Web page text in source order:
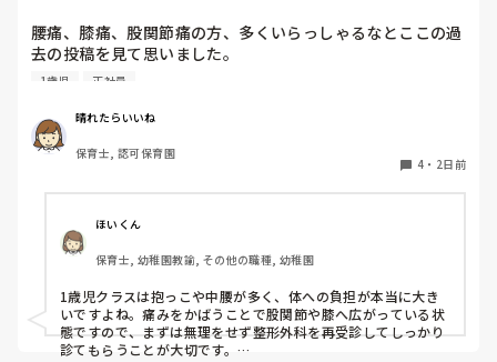
てしまうと、後輩も質問しやすくなりますよ。一人で抱え込ま
ず、声をかけやすい雰囲気作りから試してみてくださいね。
腰痛、膝痛、股関節痛の方、多くいらっしゃるなとここの過
去の投稿を見て思いました。
という私も、２週間前、初めて腰痛になりました。
右腰が痛くて、起き上がれない。
ようやく立てたら、しゃがめない。
驚きました。
通院して、コルセット、湿布、痛み止め、電気などで１週間
乗り切ったら
週末には、左が痛みだし、これも痛み止めや湿布で抑えて仕
事をしていたら、
1歳児 正社員
晴れたらいいね
保育士, 認可保育園
4 ・ 2日前
ほいくん
保育士, 幼稚園教諭, その他の職種, 幼稚園
1歳児クラスは抱っこや中腰が多く、体への負担が本当に大き
いですよね。痛みをかばうことで股関節や膝へ広がっている状
態ですので、まずは無理をせず整形外科を再受診してしっかり
診てもらうことが大切です。